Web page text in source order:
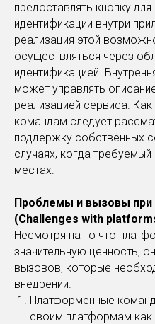
предоставлять кнопку
идентификации внутри
реализация этой
осуществляться через
идентификацией.
может управлять
реализацией сервиса.
командам следует
поддержку собственных
случаях, когда
местах.
Проблемы и вызовы при
(Challenges with
Несмотря на то что
значительную ценность,
вызовов, которые
внедрении.
Платформенные
своим платформам как